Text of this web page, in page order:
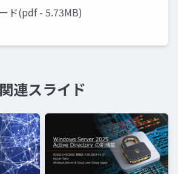
ド(pdf - 5.73MB)
関連スライド